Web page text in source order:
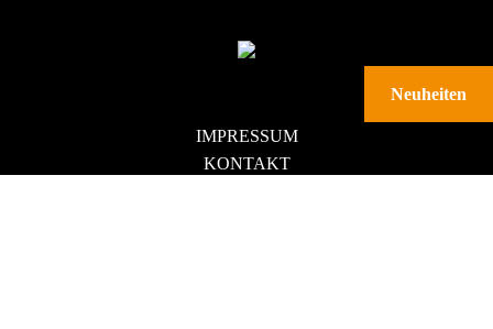
Neuheiten
IMPRESSUM
KONTAKT